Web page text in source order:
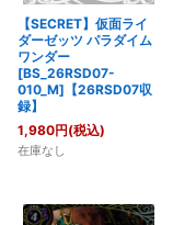
【SECRET】仮面ライ
ダーゼッツ パラダイム
ワンダー
[BS_26RSD07-
010_M]【26RSD07収
録】
1,980円(税込)
在庫なし